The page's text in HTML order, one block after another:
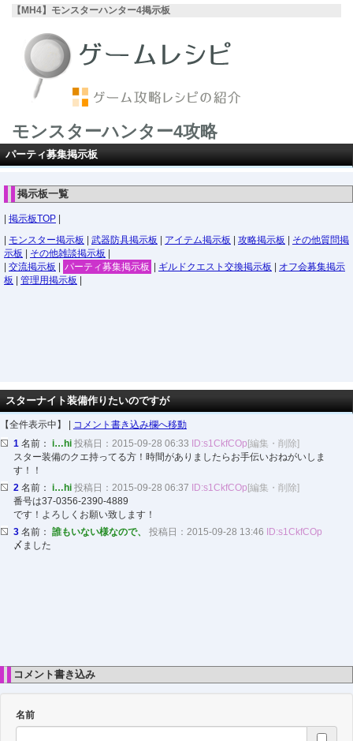
【MH4】モンスターハンター4掲示板
モンスターハンター4攻略
パーティ募集掲示板
掲示板一覧
掲示板TOP
モンスター掲示板 武器防具掲示板 アイテム掲示板 攻略掲示板
その他質問掲
示板
その他雑談掲示板
交流掲示板 パーティ募集掲示板 ギルドクエスト交換掲示板
オフ会募集掲示
板
管理用掲示板
スターナイト装備作りたいのですが
【全件表示中】 | コメント書き込み欄へ移動
1 名前： i…hi 投稿日：2015-09-28 06:33 ID:s1CkfCOp [編集・削除]
スター装備のクエ持ってる方！時間がありましたらお手伝いおねがいしま
す！！
2 名前： i…hi 投稿日：2015-09-28 06:37 ID:s1CkfCOp [編集・削除]
番号は37-0356-2390-4889
です！よろしくお願い致します！
3 名前： 誰もいない様なので、 投稿日：2015-09-28 13:46
ID:s1CkfCOp
〆ました
コメント書き込み
名前